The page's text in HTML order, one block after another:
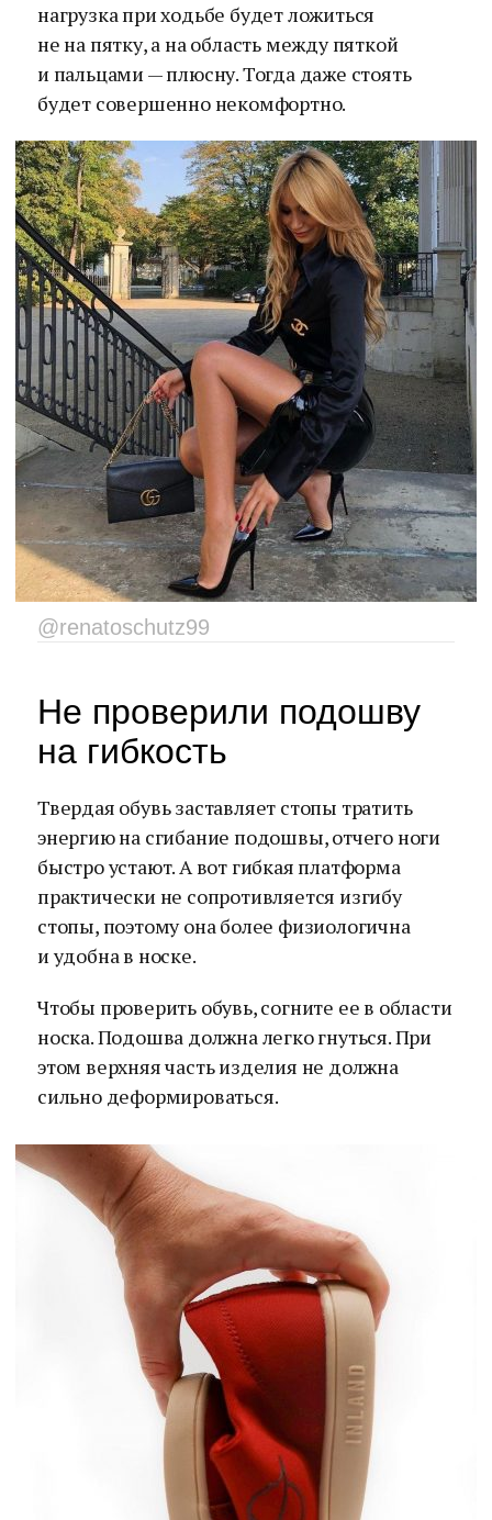
нагрузка при ходьбе будет ложиться
не на пятку, а на область между пяткой
и пальцами — плюсну. Тогда даже стоять
будет совершенно некомфортно.
@renatoschutz99
Не проверили подошву
на гибкость
Твердая обувь заставляет стопы тратить
энергию на сгибание подошвы, отчего ноги
быстро устают. А вот гибкая платформа
практически не сопротивляется изгибу
стопы, поэтому она более физиологична
и удобна в носке.
Чтобы проверить обувь, согните ее в области
носка. Подошва должна легко гнуться. При
этом верхняя часть изделия не должна
сильно деформироваться.